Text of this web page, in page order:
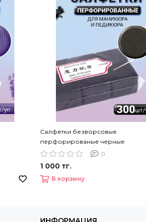
Салфетки безворсовые
перфорированые черные
0
1 000 тг.
В корзину